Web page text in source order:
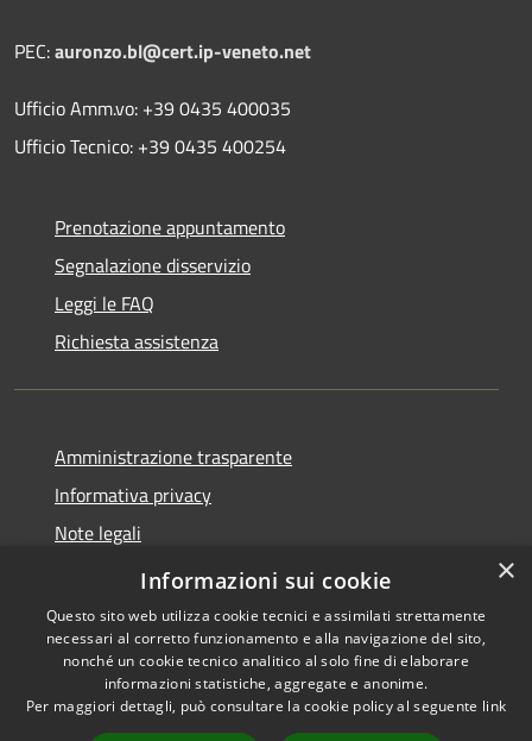
PEC:auronzo.bl@cert.ip-veneto.net
Ufficio Amm.vo: +39 0435 400035
Ufficio Tecnico: +39 0435 400254
Prenotazione appuntamento
Segnalazione disservizio
Leggi le FAQ
Richiesta assistenza
Amministrazione trasparente
Informativa privacy
Note legali
Dichiarazione di accessibilità
Accessibilità
Copyright © 2026 • Comune di
Auronzo di Cadore • Powered
×
Informazioni sui cookie
Questo sito web utilizza cookie tecnici e assimilati strettamente
necessari al corretto funzionamento e alla navigazione del sito,
nonché un cookie tecnico analitico al solo fine di elaborare
informazioni statistiche, aggregate e anonime.
Per maggiori dettagli, può consultare la cookie policy al seguente link